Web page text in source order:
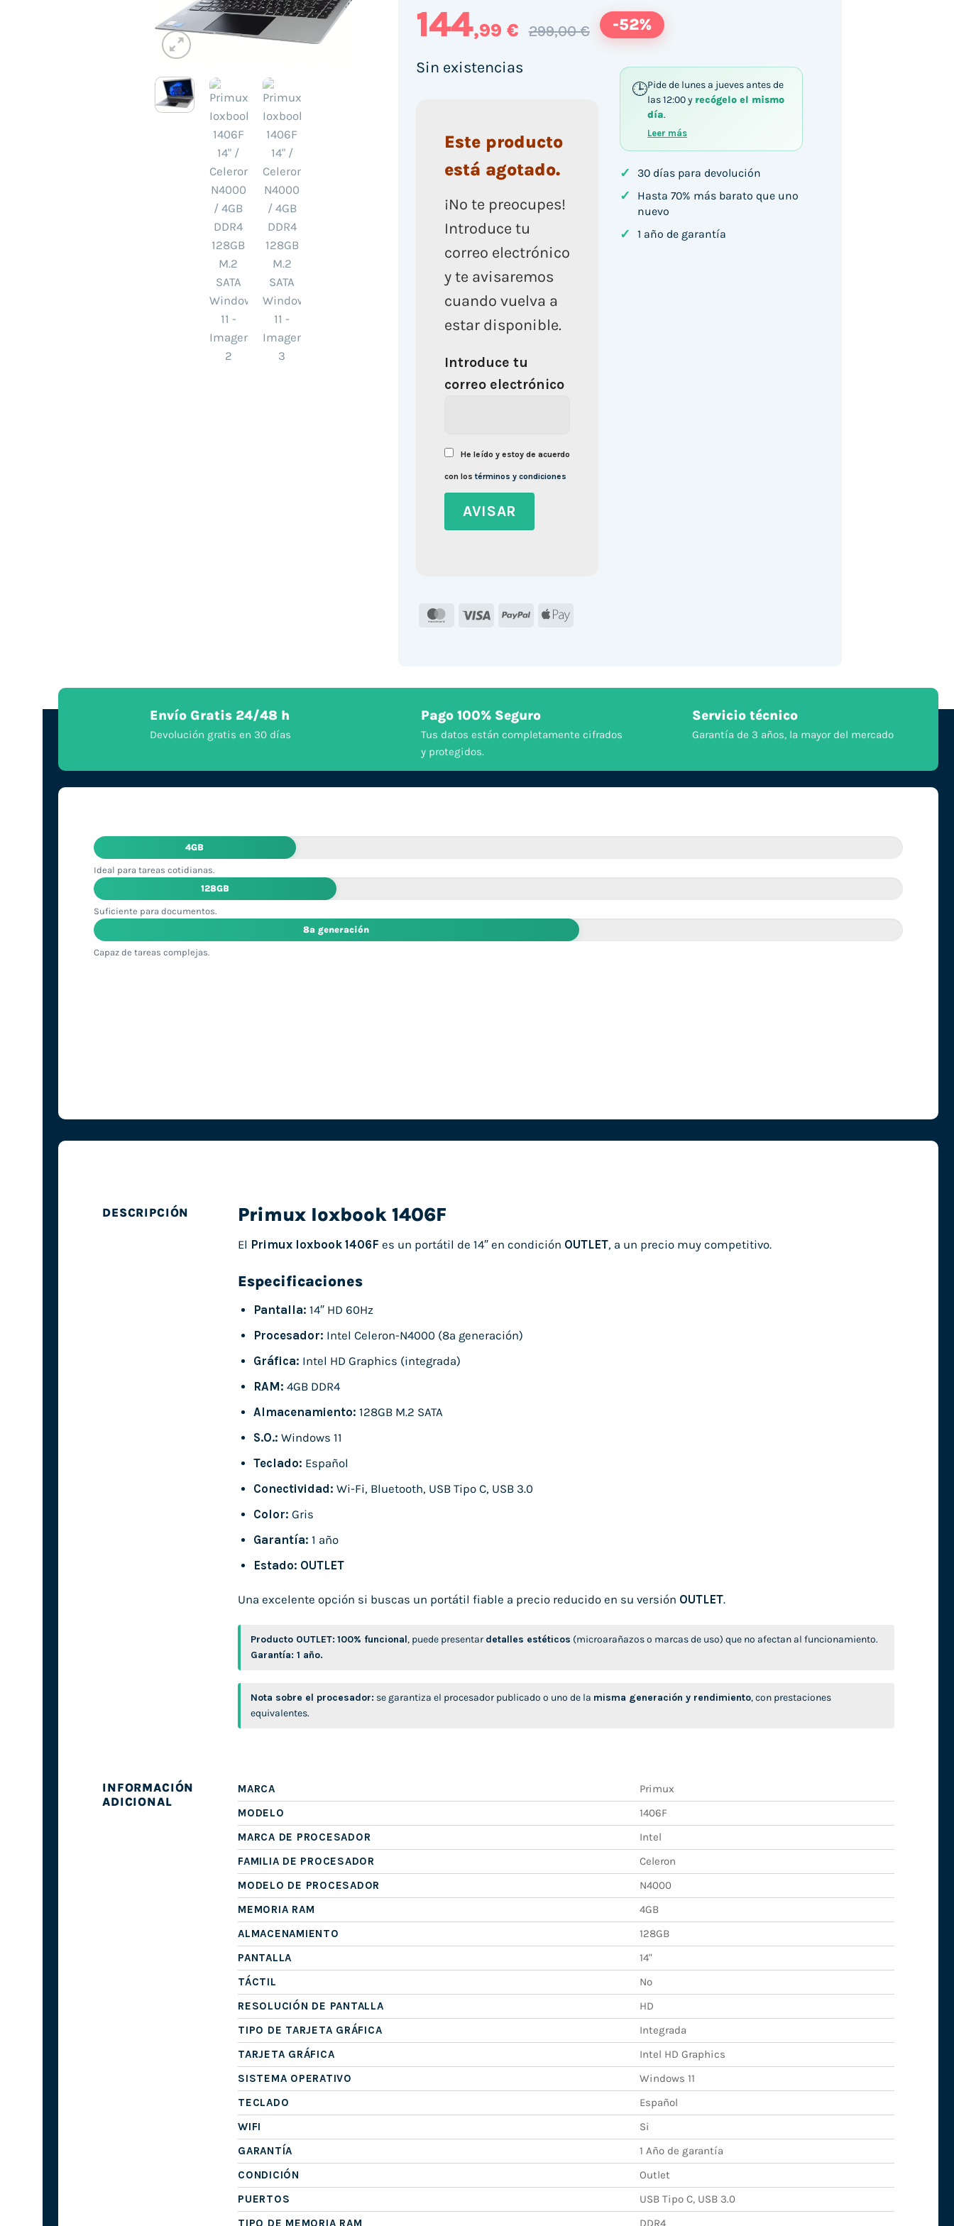
144,99 € 299,00 € -52%
Sin existencias
Este producto
está agotado.
¡No te preocupes!
Introduce tu
correo electrónico
y te avisaremos
cuando vuelva a
estar disponible.
Introduce tu
correo electrónico
He leído y estoy de acuerdo
con lostérminos y condiciones
MasterCard
Visa PayPal Apple
Pide de lunes a jueves antes de
las 12:00 y recógelo el mismo
día.
Leer más
✓ 30 días para devolución
✓
Hasta 70% más barato que uno
nuevo
✓ 1 año de garantía
Envío Gratis 24/48 h
Devolución gratis en 30 días
Pago 100% Seguro
Tus datos están completamente cifrados
y protegidos.
Servicio técnico
Garantía de 3 años, la mayor del mercado
4GB
Ideal para tareas cotidianas.
128GB
Suficiente para documentos.
8ª generación
Capaz de tareas complejas.
DESCRIPCIÓN Primux Ioxbook 1406F
El Primux Ioxbook 1406F es un portátil de 14″ en condición OUTLET, a un precio muy competitivo.
Especificaciones
Pantalla: 14″ HD 60Hz
Procesador: Intel Celeron-N4000 (8ª generación)
Gráfica: Intel HD Graphics (integrada)
RAM: 4GB DDR4
Almacenamiento: 128GB M.2 SATA
S.O.: Windows 11
Teclado: Español
Conectividad: Wi-Fi, Bluetooth, USB Tipo C, USB 3.0
Color: Gris
Garantía: 1 año
Estado: OUTLET
Una excelente opción si buscas un portátil fiable a precio reducido en su versión OUTLET.
Producto OUTLET: 100% funcional, puede presentar detalles estéticos (microarañazos o marcas de uso) que no afectan al funcionamiento.
Garantía: 1 año.
Nota sobre el procesador: se garantiza el procesador publicado o uno de la misma generación y rendimiento, con prestaciones
equivalentes.
INFORMACIÓN
ADICIONAL
MARCA
Primux
MODELO
1406F
MARCA DE PROCESADOR
Intel
FAMILIA DE PROCESADOR
Celeron
MODELO DE PROCESADOR
N4000
MEMORIA RAM
4GB
ALMACENAMIENTO
128GB
PANTALLA
14"
TÁCTIL
No
RESOLUCIÓN DE PANTALLA
HD
TIPO DE TARJETA GRÁFICA
Integrada
TARJETA GRÁFICA
Intel HD Graphics
SISTEMA OPERATIVO
Windows 11
TECLADO
Español
WIFI
Si
GARANTÍA
1 Año de garantía
CONDICIÓN
Outlet
PUERTOS
USB Tipo C, USB 3.0
TIPO DE MEMORIA RAM
DDR4